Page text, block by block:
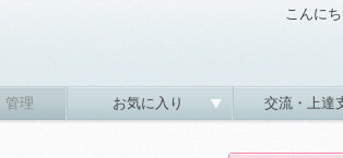
こんに
管理 お気に入り 交流・上達